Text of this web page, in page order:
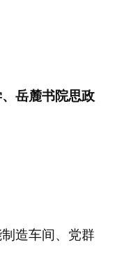
岳麓书院思政
造车间、党群